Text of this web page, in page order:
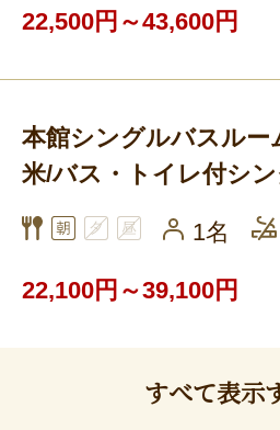
22,500円～43,600円
本館シングルバスルー
米/バス・トイレ付シ
1名
22,100円～39,100円
すべて表示